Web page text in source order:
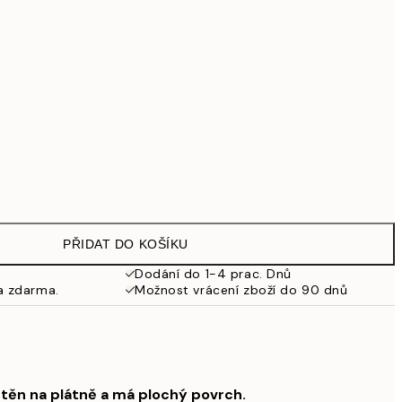
PŘIDAT DO KOŠÍKU
Dodání do 1-4 prac. Dnů
zdarma.
Možnost vrácení zboží do 90 dnů
na plátně a má plochý povrch.